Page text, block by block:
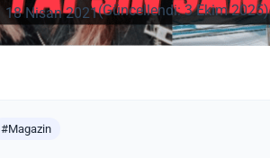
18 Nisan 2021(Güncellendi: 3 Ekim 2025)
#Magazin